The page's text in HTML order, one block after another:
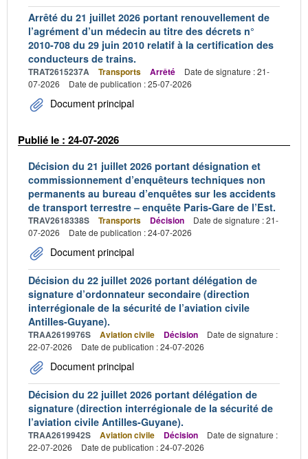
Arrêté du 21 juillet 2026 portant renouvellement de
l’agrément d’un médecin au titre des décrets n°
2010-708 du 29 juin 2010 relatif à la certification des
conducteurs de trains.
TRAT2615237A Transports Arrêté
Date de signature : 21-
07-2026
Date de publication : 25-07-2026
Document principal
Publié le : 24-07-2026
Décision du 21 juillet 2026 portant désignation et
commissionnement d’enquêteurs techniques non
permanents au bureau d’enquêtes sur les accidents
de transport terrestre – enquête Paris-Gare de l’Est.
TRAV2618338S Transports Décision
Date de signature : 21-
07-2026
Date de publication : 24-07-2026
Document principal
Décision du 22 juillet 2026 portant délégation de
signature d’ordonnateur secondaire (direction
interrégionale de la sécurité de l’aviation civile
Antilles-Guyane).
TRAA2619976S Aviation civile Décision
Date de signature :
22-07-2026
Date de publication : 24-07-2026
Document principal
Décision du 22 juillet 2026 portant délégation de
signature (direction interrégionale de la sécurité de
l’aviation civile Antilles-Guyane).
TRAA2619942S Aviation civile Décision
Date de signature :
22-07-2026
Date de publication : 24-07-2026